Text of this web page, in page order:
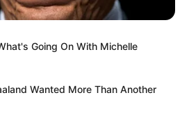
Going On With Michelle
Wanted More Than Another